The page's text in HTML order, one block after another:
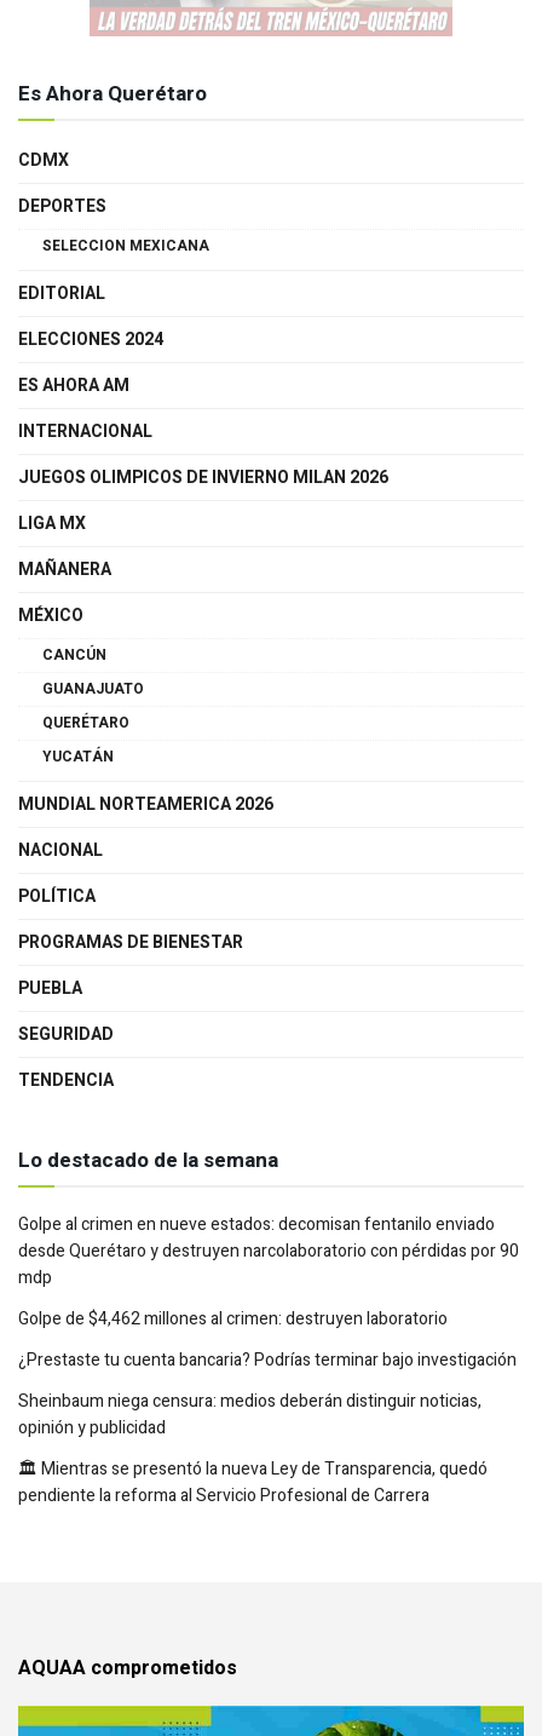
Es Ahora Querétaro
CDMX
DEPORTES
SELECCION MEXICANA
EDITORIAL
ELECCIONES 2024
ES AHORA AM
INTERNACIONAL
JUEGOS OLIMPICOS DE INVIERNO MILAN 2026
LIGA MX
MAÑANERA
MÉXICO
CANCÚN
GUANAJUATO
QUERÉTARO
YUCATÁN
MUNDIAL NORTEAMERICA 2026
NACIONAL
POLÍTICA
PROGRAMAS DE BIENESTAR
PUEBLA
SEGURIDAD
TENDENCIA
Lo destacado de la semana
Golpe al crimen en nueve estados: decomisan fentanilo enviado
desde Querétaro y destruyen narcolaboratorio con pérdidas por 90
mdp
Golpe de $4,462 millones al crimen: destruyen laboratorio
¿Prestaste tu cuenta bancaria? Podrías terminar bajo investigación
Sheinbaum niega censura: medios deberán distinguir noticias,
opinión y publicidad
🏛️ Mientras se presentó la nueva Ley de Transparencia, quedó
pendiente la reforma al Servicio Profesional de Carrera
AQUAA comprometidos